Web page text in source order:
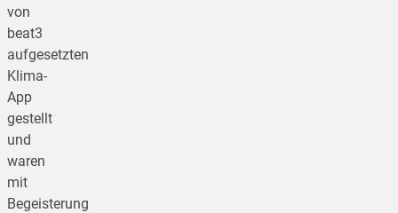
von
beat3
aufgesetzten
Klima-
App
gestellt
und
waren
mit
Begeisterung